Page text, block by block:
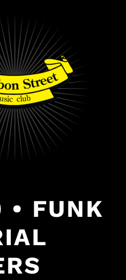
FUNK